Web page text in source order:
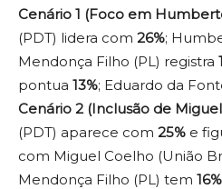
Cenário 1 (Foco em
(PDT) lidera com 26%;
Mendonça Filho (PL) registra
pontua 13%; Eduardo da
Cenário 2 (Inclusão de
(PDT) aparece com 25% e
com Miguel Coelho (União
Mendonça Filho (PL) tem 16%